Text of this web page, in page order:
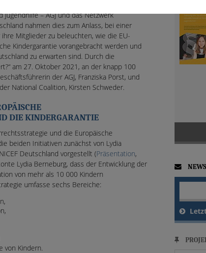
– AGJ und das Netzwerk
nahmen dies zum Anlass, bei einer
Mitglieder zu beleuchten, wie die EU-
Kindergarantie vorangebracht werden und
zu erwarten sind. Durch die
am 27. Oktober 2021, an der knapp 100
der AGJ, Franziska Porst, und
National Coalition, Kirsten Schweder.
DIE KINDERGARANTIE
und die Europäische
beiden Initiativen zunächst von Lydia
Deutschland vorgestellt (Präsentation,
Lydia Berneburg, dass der Entwicklung der
von mehr als 10 000 Kindern
umfasse sechs Bereiche:
von Kindern.